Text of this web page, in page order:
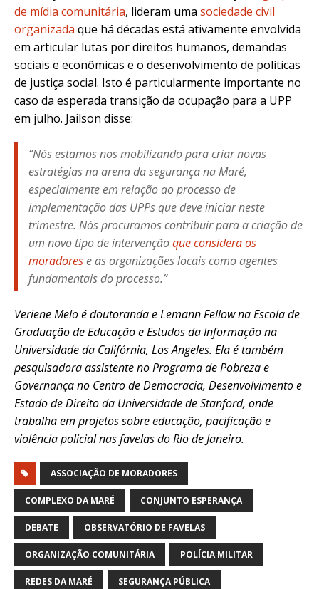
de mídia comunitária, lideram uma sociedade civil
organizada que há décadas está ativamente envolvida
em articular lutas por direitos humanos, demandas
sociais e econômicas e o desenvolvimento de políticas
de justiça social. Isto é particularmente importante no
caso da esperada transição da ocupação para a UPP
em julho. Jailson disse:
“Nós estamos nos mobilizando para criar novas
estratégias na arena da segurança na Maré,
especialmente em relação ao processo de
implementação das UPPs que deve iniciar neste
trimestre. Nós procuramos contribuir para a criação de
um novo tipo de intervençãoque considera os
moradorese as organizações locais como agentes
fundamentais do processo.”
Veriene Melo é doutoranda e Lemann Fellow na Escola de
Graduação de Educação e Estudos da Informação na
Universidade da Califórnia, Los Angeles. Ela é também
pesquisadora assistente no Programa de Pobreza e
Governança no Centro de Democracia, Desenvolvimento e
Estado de Direito da Universidade de Stanford, onde
trabalha em projetos sobre educação, pacificação e
violência policial nas favelas do Rio de Janeiro.
ASSOCIAÇÃO DE MORADORES
COMPLEXO DA MARÉ CONJUNTO ESPERANÇA
DEBATE OBSERVATÓRIO DE FAVELAS
ORGANIZAÇÃO COMUNITÁRIA POLÍCIA MILITAR
REDES DA MARÉ SEGURANÇA PÚBLICA